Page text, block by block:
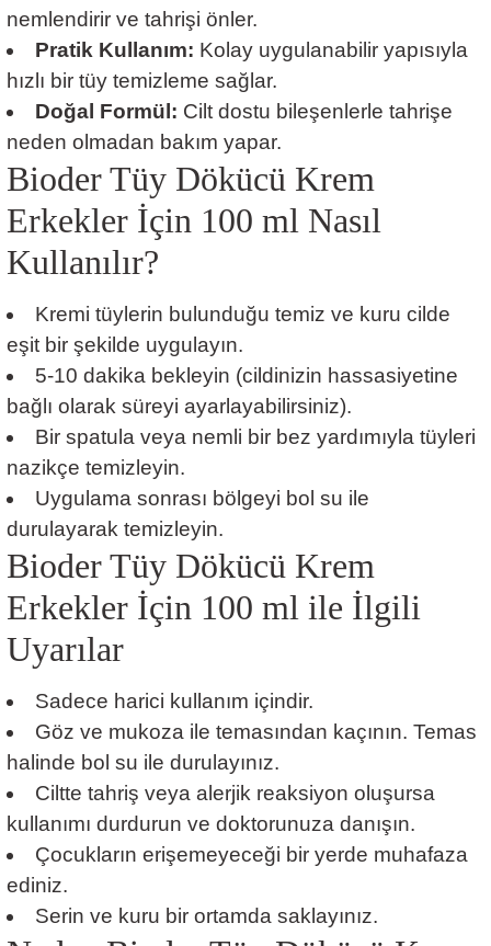
nemlendirir ve tahrişi önler.
Pratik Kullanım: Kolay uygulanabilir yapısıyla
hızlı bir tüy temizleme sağlar.
Doğal Formül: Cilt dostu bileşenlerle tahrişe
neden olmadan bakım yapar.
Bioder Tüy Dökücü Krem
Erkekler İçin 100 ml Nasıl
Kullanılır?
Kremi tüylerin bulunduğu temiz ve kuru cilde
eşit bir şekilde uygulayın.
5-10 dakika bekleyin (cildinizin hassasiyetine
bağlı olarak süreyi ayarlayabilirsiniz).
Bir spatula veya nemli bir bez yardımıyla tüyleri
nazikçe temizleyin.
Uygulama sonrası bölgeyi bol su ile
durulayarak temizleyin.
Bioder Tüy Dökücü Krem
Erkekler İçin 100 ml ile İlgili
Uyarılar
Sadece harici kullanım içindir.
Göz ve mukoza ile temasından kaçının. Temas
halinde bol su ile durulayınız.
Ciltte tahriş veya alerjik reaksiyon oluşursa
kullanımı durdurun ve doktorunuza danışın.
Çocukların erişemeyeceği bir yerde muhafaza
ediniz.
Serin ve kuru bir ortamda saklayınız.